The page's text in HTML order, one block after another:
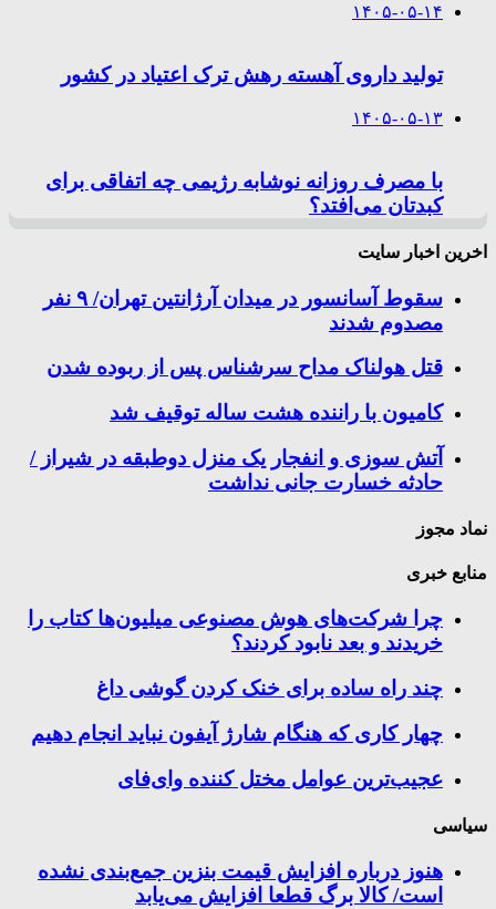
۱۴۰۵-۰۵-۱۴
تولید داروی آهسته رهش ترک اعتیاد در کشور
۱۴۰۵-۰۵-۱۳
با مصرف روزانه نوشابه رژیمی چه اتفاقی برای
کبدتان می‌افتد؟
اخرین اخبار سایت
سقوط آسانسور در میدان آرژانتین تهران/ ۹ نفر
مصدوم شدند
قتل هولناک مداح سرشناس پس از ربوده شدن
کامیون با راننده هشت ساله توقیف شد
آتش سوزی و انفجار یک منزل دوطبقه در شیراز /
حادثه خسارت جانی نداشت
نماد مجوز
منابع خبری
چرا شرکت‌های هوش مصنوعی میلیون‌ها کتاب را
خریدند و بعد نابود کردند؟
چند راه‌ ساده برای خنک کردن گوشی داغ
چهار کاری که هنگام شارژ آیفون نباید انجام دهیم
عجیب‌ترین عوامل مختل کننده وای‌فای
سیاسی
هنوز درباره افزایش قیمت بنزین جمع‌بندی نشده
است/ کالا برگ قطعا افزایش می‌یابد